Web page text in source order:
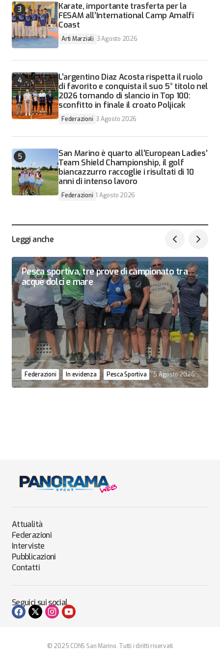
Karate, importante trasferta per la
FESAM all’International Camp Amalfi
Coast
Arti Marziali 3 Agosto 2026
L’argentino Diaz Acosta rispetta il ruolo
di favorito e conquista il suo 5° titolo nel
2026 tornando di slancio in Top 100:
sconfitto in finale il croato Poljicak
Federazioni 3 Agosto 2026
San Marino è quarto all’European Ladies’
Team Shield Championship, il golf
biancazzurro raccoglie i risultati di 10
anni di intenso lavoro
Federazioni 1 Agosto 2026
Leggi anche
Pesca sportiva, tre prove di campionato tra
acque dolci e mare
Federazioni In evidenza Pesca Sportiva 5 Agosto 2026
Attualità
Federazioni
Interviste
Pubblicazioni
Contatti
Seguici sui social
© 2025 CONS San Marino. Tutti i diritti riservati